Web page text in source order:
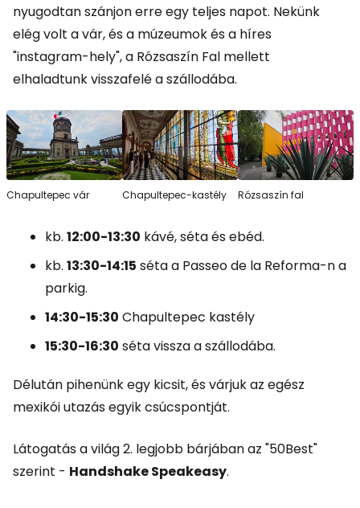
nyugodtan szánjon erre egy teljes napot. Nekünk
elég volt a vár, és a múzeumok és a híres
"instagram-hely", a Rózsaszín Fal mellett
elhaladtunk visszafelé a szállodába.
Chapultepec vár Chapultepec-kastély Rózsaszín fal
kb. 12:00-13:30 kávé, séta és ebéd.
kb. 13:30-14:15 séta a Passeo de la Reforma-n a
parkig.
14:30-15:30 Chapultepec kastély
15:30-16:30 séta vissza a szállodába.
Délután pihenünk egy kicsit, és várjuk az egész
mexikói utazás egyik csúcspontját.
Látogatás a világ 2. legjobb bárjában az "50Best"
szerint - Handshake Speakeasy.